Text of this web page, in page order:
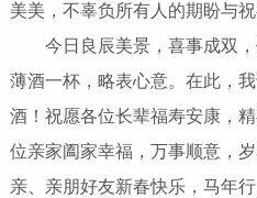
美美，不辜负所有人的期盼与祝
今日良辰美景，喜事成双，
薄酒一杯，略表心意。在此，
酒！祝愿各位长辈福寿安康，
位亲家阖家幸福，万事顺意，
亲、亲朋好友新春快乐，马年